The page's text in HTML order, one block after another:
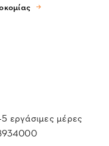
εργάσιμες μέρες